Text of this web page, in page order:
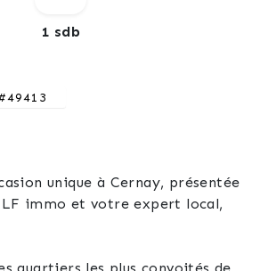
1 sdb
unique à Cernay, présentée
immo et votre expert local,